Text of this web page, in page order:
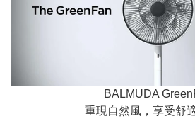
BALMUDA
重現自然風，享受舒